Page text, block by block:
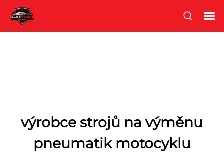
výrobce strojů na výměnu
pneumatik motocyklu